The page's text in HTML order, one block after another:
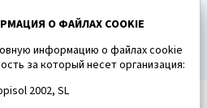
О ФАЙЛАХ COOKIE
информацию о файлах cookie
за который несет организация:
2002, SL